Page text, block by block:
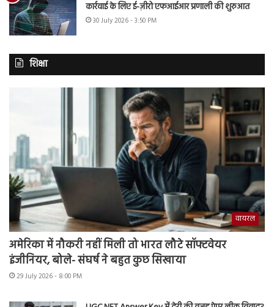
कार्रवाई के लिए ई-ज़ीरो एफआईआर प्रणाली की शुरुआत
30 July 2026 - 3:50 PM
शिक्षा
वायरल
अमेरिका में नौकरी नहीं मिली तो भारत लौटे सॉफ्टवेयर
इंजीनियर, बोले- संघर्ष ने बहुत कुछ सिखाया
29 July 2026 - 8:00 PM